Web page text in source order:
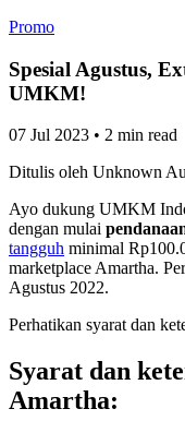
Promo
Spesial Agustus,
UMKM!
07 Jul 2023 • 2 min read
Ditulis oleh Unknown
Ayo dukung UMKM
dengan mulai
tangguh minimal
marketplace Amartha.
Agustus 2022.
Perhatikan syarat dan
Syarat dan
Amartha: